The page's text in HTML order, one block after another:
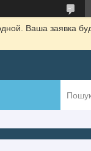
Ваша заявка